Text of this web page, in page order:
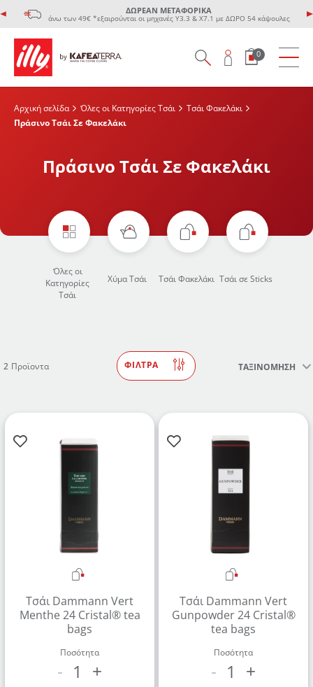
ΔΩΡΕΑΝ ΜΕΤΑΦΟΡΙΚΑ
άνω των 49€ *εξαιρούνται οι μηχανές Υ3.3 & Χ7.1 με ΔΩΡΟ 54 κάψουλες
0
Αρχική σελίδα Όλες οι Κατηγορίες Τσάι
Τσάι Φακελάκι
Πράσινο Τσάι Σε Φακελάκι
Πράσινο Τσάι Σε Φακελάκι
Όλες οι
Κατηγορίες
Τσάι
Χύμα Τσάι Τσάι Φακελάκι Τσάι σε Sticks
2 Προϊοντα ΦΙΛΤΡΑ ΤΑΞΙΝΟΜΗΣΗ
Τσάι Dammann Vert
Menthe 24 Cristal® tea
bags
Ποσότητα
- 1 +
Τσάι Dammann Vert
Gunpowder 24 Cristal®
tea bags
Ποσότητα
- 1 +
Δημιουργήστε λογαριασμό για να αποθηκεύσετε τα
Αγαπημένα σας
Δημιουργήστε τον προσωπικό σας λογαριασμό και
αποθηκεύστε την δική σας λίστα αγαπημένων.
Βρείτε το προϊόν που επιθυμείτε και πατήστε στο
κουμπί "Προσθήκη στα Αγαπημένα".
ΔΗΜΙΟΥΡΓΙΑ ΛΟΓΑΡΙΑΣΜΟΥ